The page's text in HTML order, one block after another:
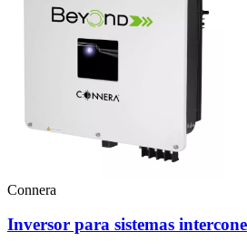
Connera
Inversor para sistemas